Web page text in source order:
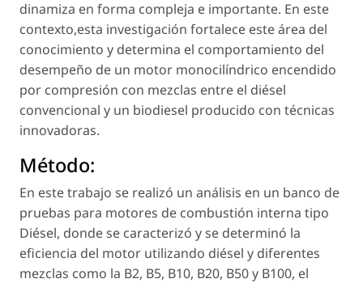
dinamiza en forma compleja e importante. En este
contexto,esta investigación fortalece este área del
conocimiento y determina el comportamiento del
desempeño de un motor monocilíndrico encendido
por compresión con mezclas entre el diésel
convencional y un biodiesel producido con técnicas
innovadoras.
Método:
En este trabajo se realizó un análisis en un banco de
pruebas para motores de combustión interna tipo
Diésel, donde se caracterizó y se determinó la
eficiencia del motor utilizando diésel y diferentes
mezclas como la B2, B5, B10, B20, B50 y B100, el